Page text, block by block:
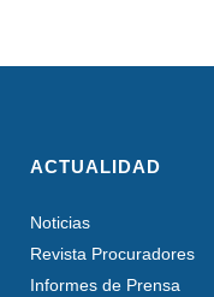
ACTUALIDAD
Noticias
Revista Procuradores
Informes de Prensa